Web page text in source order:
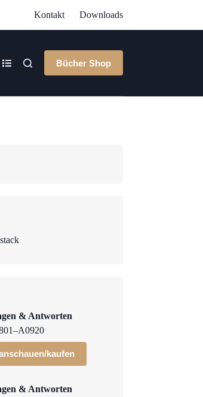
Kontakt Downloads
Bücher Shop
& Antworten
kaufen
& Antworten